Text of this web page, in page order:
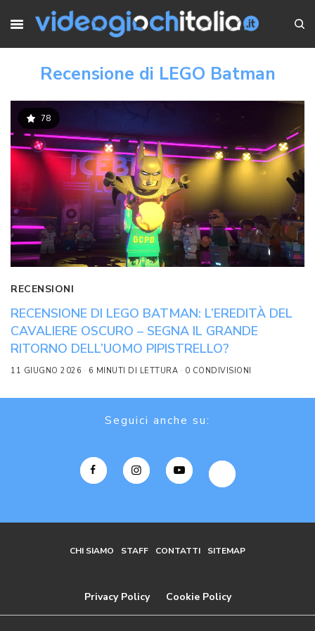
Recensione di LEGO Batman
78
RECENSIONI
RECENSIONE DI LEGO BATMAN: L’EREDITÀ DEL
CAVALIERE OSCURO – SEGNA IL GRANDE
RITORNO DELL’UOMO PIPISTRELLO?
11 GIUGNO 2026 6 MINUTI DI LETTURA 0 CONDIVISIONI
Seguici anche su:
CHI SIAMO STAFF CONTATTI SITEMAP
Privacy Policy Cookie Policy